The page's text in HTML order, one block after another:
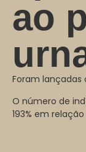
ao
Foram
O número de
193% em relação